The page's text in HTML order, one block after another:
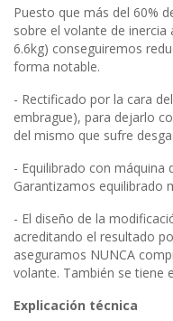
Puesto que más del 60%
sobre el volante de inercia
6.6kg) conseguiremos
forma notable.
- Rectificado por la cara
embrague), para dejarlo
del mismo que sufre
- Equilibrado con máquina
Garantizamos equilibrado
- El diseño de la
acreditando el resultado
aseguramos NUNCA
volante. También se tiene
Explicación técnica